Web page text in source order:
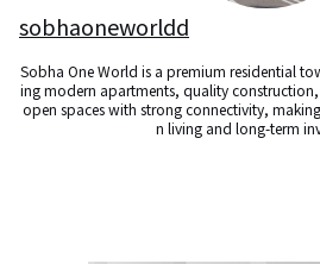
sobhaoneworldd
Sobha One World is a premium residential
ing modern apartments, quality construction,
open spaces with strong connectivity,
n living and long-term